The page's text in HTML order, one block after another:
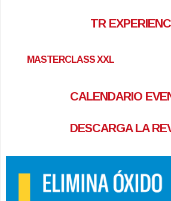
TR
MASTERCLASS XXL
CALENDARIO
DESCARGA LA